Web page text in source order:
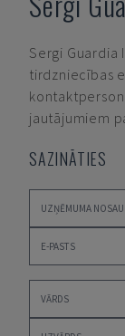
Sergi Guardia
tirdzniecības
jautājumiem
SAZINĀTIES